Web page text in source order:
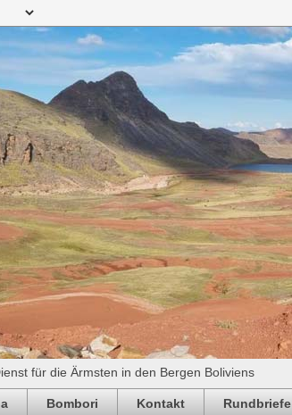
für die Ärmsten in den Bergen Boliviens
Bombori Kontakt Rundbriefe